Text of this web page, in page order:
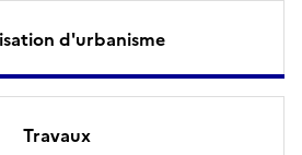
d'urbanisme
Travaux